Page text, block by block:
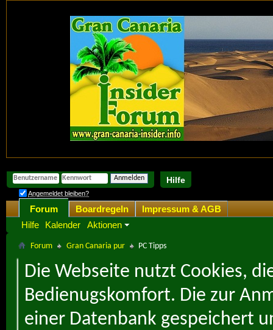
Hilfe
Angemeldet bleiben?
Forum
Hilfe
Kalender Aktionen
Boardregeln Impressum & AGB
Forum Gran Canaria pur PC Tipps
Die Webseite nutzt Cookies,
Bedienugskomfort. Die zur
einer Datenbank gespeichert